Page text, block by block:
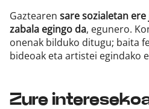
Gaztearen sare sozialetan
zabala egingo da, egunero.
onenak bilduko ditugu; baita
bideoak eta artistei egindako
Zure